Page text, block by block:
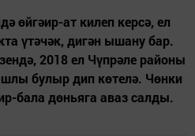
өйгәир-ат килеп керсә, ел
үтәчәк, дигән ышану бар.
2018 ел Чүпрәле районы
булыр дип көтелә. Чөнки
бала дөньяга аваз салды.